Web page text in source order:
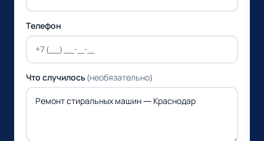
Телефон
Что случилось(необязательно)